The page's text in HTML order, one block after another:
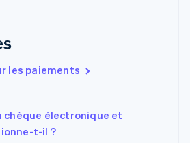
les paiements
chèque électronique et
t-il ?